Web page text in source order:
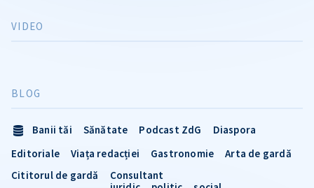
VIDEO
BLOG
Banii tăi Sănătate Podcast ZdG
Diaspora
Editoriale
Viața redacției Gastronomie
Arta de gardă
Cititorul de gardă
Consultant